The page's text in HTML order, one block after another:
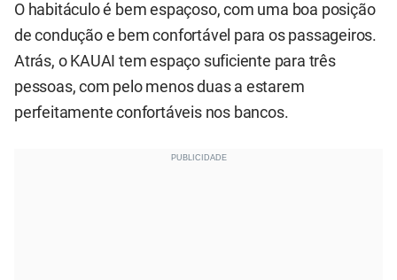
O habitáculo é bem espaçoso, com uma boa posição
de condução e bem confortável para os passageiros.
Atrás, o KAUAI tem espaço suficiente para três
pessoas, com pelo menos duas a estarem
perfeitamente confortáveis nos bancos.